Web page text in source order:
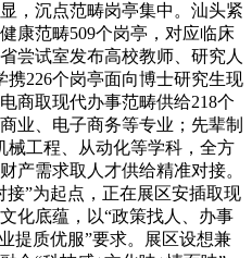
，沉点范畴岗亭集中。汕头紧
康范畴509个岗亭，对应临床
尝试室发布高校教师、研究人
携226个岗亭面向博士研究生现
商取现代办事范畴供给218个
业、电子商务等专业；先辈制
械工程、从动化等学科，全方
产需求取人才供给精准对接。
”为起点，正在展区安插取现
化底蕴，以“政策找人、办事
提质优服”要求。展区设想兼